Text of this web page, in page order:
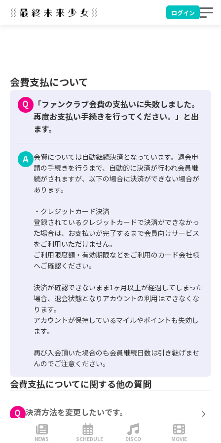
ログイン
会費支払について
「ファンクラブ会費の支払いに失敗しました。
再度お支払い手続きを行ってください。」と出
ます。
会費については自動継続決済となっています。退会申
請の手続きを行うまで、自動的に決済が行われ会員継
続がされますが、以下の場合に決済ができない場合が
あります。
・クレジットカード決済
登録されているクレジットカードで決済ができなかっ
た場合は、お支払いが完了するまで会員向けサービス
をご利用いただけません。
ご利用限度額・有効期限などをご利用のカード会社様
へご確認ください。
決済が確認できないまま1ヶ月以上が経過してしまった
場合、退会状態となりアカウントの利用はできなくな
ります。
アカウントが保持しているマイルやポイントも失効し
ます。
再び入会頂いた場合のも会員継続日数は引き継げませ
んのでご注意ください。
会費支払についてに関する他の質問
決済方法を変更したいです。
NEWS SCHEDULE DISCO MOVIE